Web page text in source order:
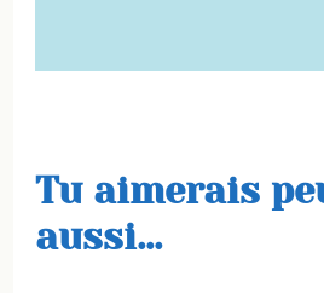
Tu aimerais
aussi...